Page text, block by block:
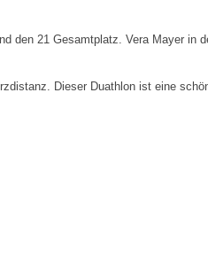
den 21 Gesamtplatz. Vera Mayer in
Dieser Duathlon ist eine